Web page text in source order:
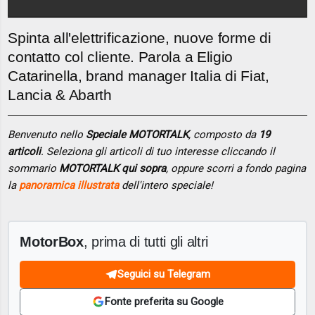
Spinta all'elettrificazione, nuove forme di
contatto col cliente. Parola a Eligio
Catarinella, brand manager Italia di Fiat,
Lancia & Abarth
Benvenuto nello Speciale MOTORTALK, composto da 19
articoli. Seleziona gli articoli di tuo interesse cliccando il
sommario MOTORTALK qui sopra, oppure scorri a fondo pagina
la panoramica illustratadell'intero speciale!
MotorBox, prima di tutti gli altri
Seguici su Telegram
Fonte preferita su Google